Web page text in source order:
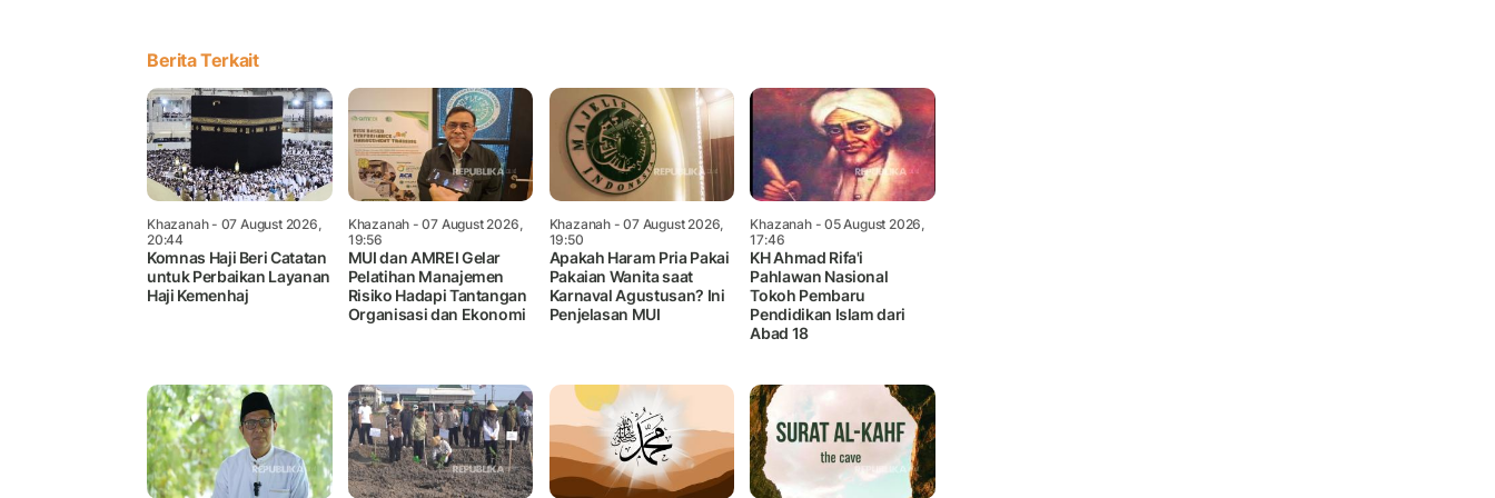
Berita Terkait
Khazanah- 07 August 2026,
20:44
Komnas Haji Beri Catatan
untuk Perbaikan Layanan
Haji Kemenhaj
Khazanah - 07 August 2026,
19:56
MUI dan AMREI Gelar
Pelatihan Manajemen
Risiko Hadapi Tantangan
Organisasi dan Ekonomi
Khazanah- 07 August 2026,
19:50
Apakah Haram Pria Pakai
Pakaian Wanita saat
Karnaval Agustusan? Ini
Penjelasan MUI
Khazanah- 05 August 2026,
17:46
KH Ahmad Rifa'i
Pahlawan Nasional
Tokoh Pembaru
Pendidikan Islam dari
Abad 18